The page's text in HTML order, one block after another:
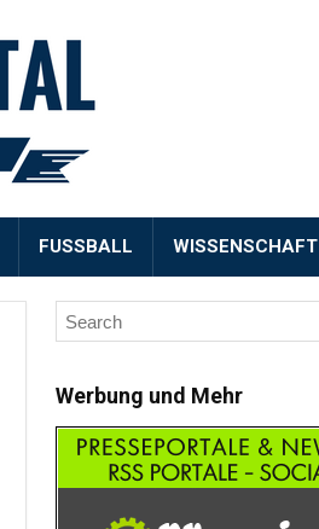
FUSSBALL WISSENSCHAFT
Werbung und Mehr